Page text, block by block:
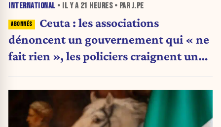
INTERNATIONAL • IL Y A 21 HEURES• PAR J.PE
Ceuta : les associations
dénoncent un gouvernement qui « ne
fait rien », les policiers craignent une